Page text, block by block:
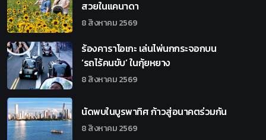
สวยในแคนาดา
8 สิงหาคม 2569
ร้องคาราโอเกะ เล่นไพ่นกกระจอกบน
‘รถไร้คนขับ’ ในกุ้ยหยาง
8 สิงหาคม 2569
นัดพบในบูรพาทิศ ก้าวสู่อนาคตร่วมกัน
8 สิงหาคม 2569